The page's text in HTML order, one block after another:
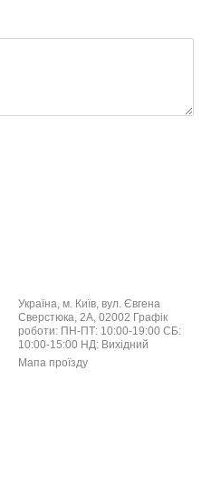
Україна, м. Київ, вул. Євгена
Сверстюка, 2А, 02002 Графік
роботи: ПН-ПТ: 10:00-19:00 СБ:
10:00-15:00 НД: Вихідний
Мапа проїзду